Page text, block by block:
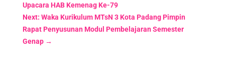
Upacara HAB Kemenag Ke-79
Next: Waka Kurikulum MTsN 3 Kota Padang Pimpin
Rapat Penyusunan Modul Pembelajaran Semester
Genap→